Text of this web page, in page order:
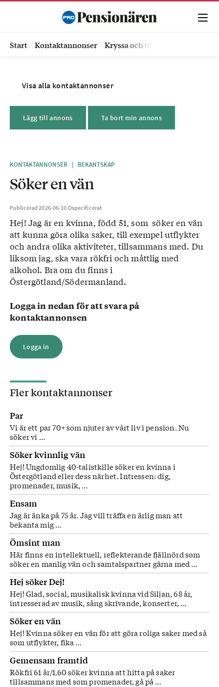
Start Kontaktannonser Kryssa och tävla
Visa alla kontaktannonser
Lägg till annons Ta bort min annons
KONTAKTANNONSER | BEKANTSKAP
Söker en vän
Publicerad2026-06-10 Ospecificerat
Hej! Jag är en kvinna, född 51, som söker en vän
att kunna göra olika saker, till exempel utflykter
och andra olika aktiviteter, tillsammans med. Du
liksom jag, ska vara rökfri och måttlig med
alkohol. Bra om du finns i
Östergötland/Södermanland.
Logga in nedan för att svara på
kontaktannonsen
Logga in
Fler kontaktannonser
Par
Vi är ett par 70+ som njuter av vårt liv i pension. Nu
söker vi …
Söker kvinnlig vän
Hej! Ungdomlig 40-talistkille söker en kvinna i
Östergötland eller dess närhet. Intressen: dig,
promenader, musik, …
Ensam
Jag är änka på 75 år. Jag vill träffa en ärlig man att
bekanta mig …
Ömsint man
Här finns en intellektuell, reflekterande fjällnörd som
söker en manlig vän och samtalspartner gärna med …
Hej söker Dej!
Hej! Glad, social, musikalisk kvinna vid Siljan, 68 år,
intresserad av musik, sång skrivande, konserter, …
Söker en vän
Hej! Kvinna söker en vän för att göra roliga saker med så
som utflykter, fika …
Gemensam framtid
Rökfri 61 år/1.60 söker kvinna att hitta på saker
tillsammans med som promenader, gå på …